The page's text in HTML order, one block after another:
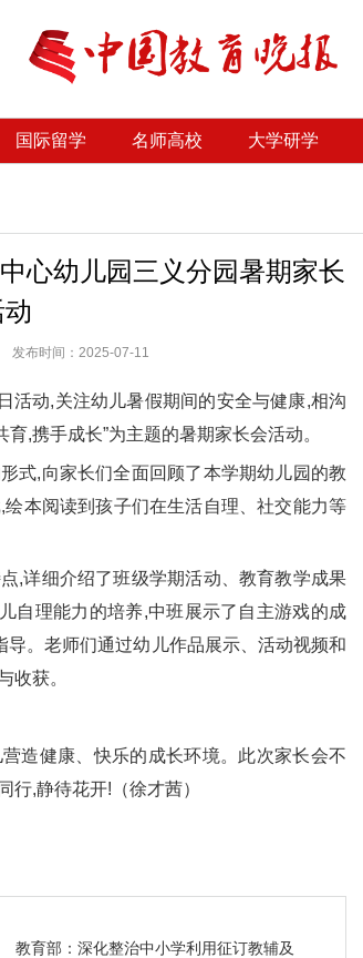
国际留学 名师高校 大学研学
心幼儿园三义分园暑期家长
发布时间：2025-07-11
动,关注幼儿暑假期间的安全与健康,相沟
,携手成长”为主题的暑期家长会活动。
,向家长们全面回顾了本学期幼儿园的教
本阅读到孩子们在生活自理、社交能力等
细介绍了班级学期活动、教育教学成果
自理能力的培养,中班展示了自主游戏的成
导。老师们通过幼儿作品展示、活动视频和
收获。
健康、快乐的成长环境。此次家长会不
行,静待花开!（徐才茜）
教育部：深化整治中小学利用征订教辅及